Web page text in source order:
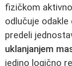
fizičkom
odlučuje
predeli
uklanjanjem
jedino logično